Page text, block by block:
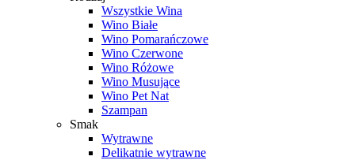
Wszystkie Wina
Wino Białe
Wino Pomarańczowe
Wino Czerwone
Wino Różowe
Wino Musujące
Wino Pet Nat
Szampan
Smak
Wytrawne
Delikatnie wytrawne